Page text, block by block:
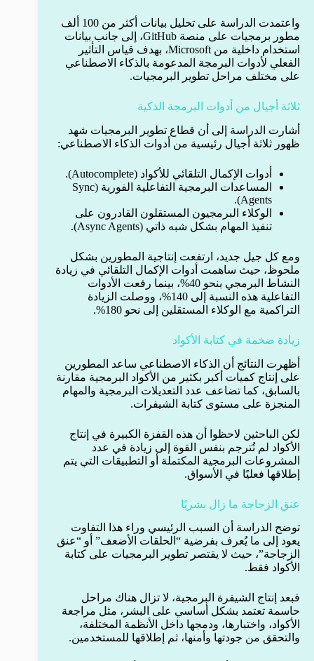
واعتمدت الدراسة على تحليل بيانات أكثر من 100 ألف
مطور برمجيات على منصة GitHub، إلى جانب بيانات
استخدام داخلية من Microsoft، بهدف قياس التأثير
الفعلي لأدوات البرمجة المدعومة بالذكاء الاصطناعي
على مختلف مراحل تطوير البرمجيات.
ثلاثة أجيال من أدوات البرمجة الذكية
أشارت الدراسة إلى أن قطاع تطوير البرمجيات شهد
ظهور ثلاثة أجيال رئيسية من أدوات الذكاء الاصطناعي:
أدوات الإكمال التلقائي للأكواد (Autocomplete).
المساعدات البرمجية التفاعلية الفورية (Sync
Agents).
الوكلاء البرمجيون المستقلون القادرون على
تنفيذ المهام بشكل شبه ذاتي (Async Agents).
ومع كل جيل جديد، ارتفعت إنتاجية المطورين بشكل
ملحوظ، حيث ساهمت أدوات الإكمال التلقائي في زيادة
النشاط البرمجي بنحو 40%، بينما رفعت الأدوات
التفاعلية هذه النسبة إلى 140%، ووصلت الزيادة
التراكمية مع الوكلاء المستقلين إلى نحو 180%.
زيادة ضخمة في كتابة الأكواد
أظهرت النتائج أن الذكاء الاصطناعي ساعد المطورين
على إنتاج كميات أكبر بكثير من الأكواد البرمجية مقارنة
بالسابق، كما تضاعف عدد التعديلات البرمجية والمهام
المنجزة على مستوى كتابة الشيفرات.
لكن الباحثين لاحظوا أن هذه القفزة الكبيرة في إنتاج
الأكواد لم تُترجم بنفس القوة إلى زيادة في عدد
المشروعات البرمجية المكتملة أو التطبيقات التي يتم
إطلاقها فعليًا في الأسواق.
عنق الزجاجة ما زال بشريًا
توضح الدراسة أن السبب الرئيسي وراء هذا التفاوت
يعود إلى ما يُعرف بفرضية “الحلقات الأضعف” أو “عنق
الزجاجة”، حيث لا يقتصر تطوير البرمجيات على كتابة
الأكواد فقط.
فبعد إنتاج الشيفرة البرمجية، لا تزال هناك مراحل
حاسمة تعتمد بشكل أساسي على البشر، مثل مراجعة
الأكواد، واختبارها، ودمجها داخل الأنظمة المختلفة،
والتحقق من جودتها وأمنها، ثم إطلاقها للمستخدمين.